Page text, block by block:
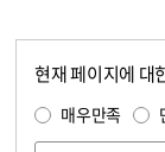
현재 페이지에 대
매우만족